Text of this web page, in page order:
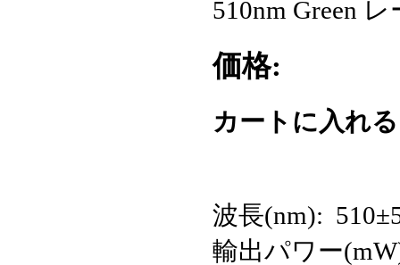
510nm Green
価格:
カートに入れ
波長(nm):
輸出パワー